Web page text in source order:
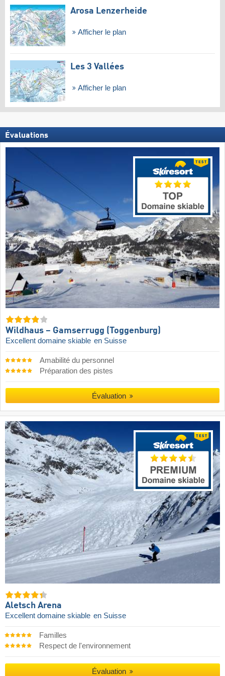
Arosa Lenzerheide
Afficher le plan
Les 3 Vallées
Afficher le plan
Évaluations
Wildhaus – Gamserrugg (Toggenburg)
Excellent domaine skiable en Suisse
Amabilité du personnel
Préparation des pistes
Évaluation
Aletsch Arena
Excellent domaine skiable en Suisse
Familles
Respect de l'environnement
Évaluation